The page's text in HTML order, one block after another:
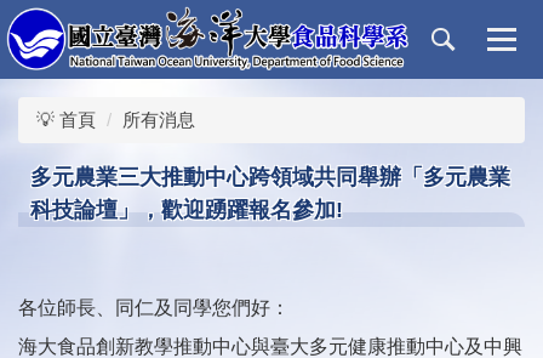
跳
到
主
要
💡 首頁 所有消息
多元農業三大推動中心跨領域共同舉辦「多元農業
科技論壇」，歡迎踴躍報名參加!
各位師長、同仁及同學您們好：
海大食品創新教學推動中心與臺大多元健康推動中心及中興